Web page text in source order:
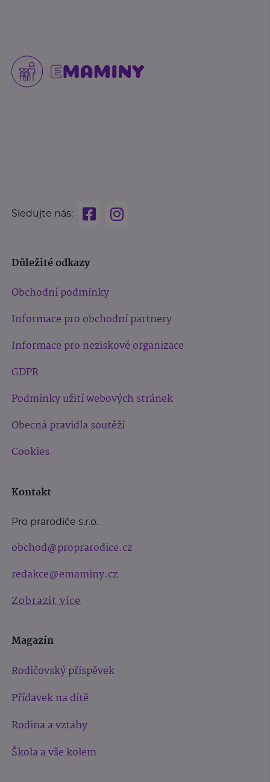
Sledujte nás:
Důležité odkazy
Obchodní podmínky
Informace pro obchodní partnery
Informace pro neziskové organizace
GDPR
Podmínky užití webových stránek
Obecná pravidla soutěží
Cookies
Kontakt
Pro prarodiče s.r.o.
obchod@proprarodice.cz
redakce@emaminy.cz
Zobrazit více
Magazín
Rodičovský příspěvek
Přídavek na dítě
Rodina a vztahy
Škola a vše kolem